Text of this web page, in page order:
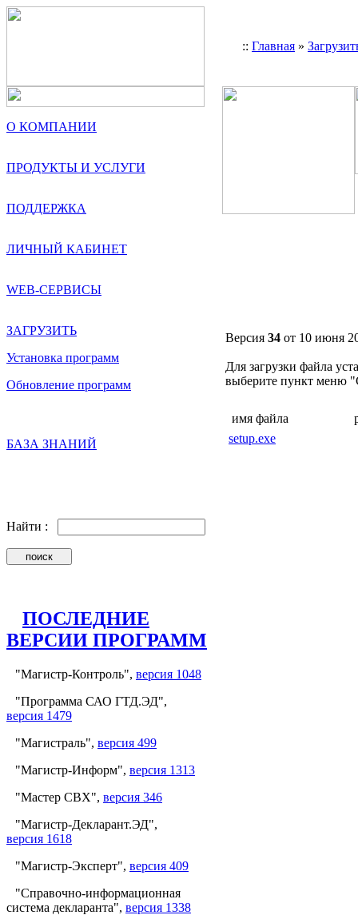
:: Главная »
О КОМПАНИИ
ПРОДУКТЫ И УСЛУГИ
ПОДДЕРЖКА
ЛИЧНЫЙ КАБИНЕТ
WEB-СЕРВИСЫ
ЗАГРУЗИТЬ
Установка программ
Обновление программ
БАЗА ЗНАНИЙ
Найти :
ПОСЛЕДНИЕ
ВЕРСИИ ПРОГРАММ
"Магистр-Контроль", версия 1048
"Программа САО ГТД.ЭД",
версия 1479
"Магистраль", версия 499
"Магистр-Информ", версия 1313
"Мастер СВХ", версия 346
"Магистр-Декларант.ЭД",
версия 1618
"Магистр-Эксперт", версия 409
"Справочно-информационная
система декларанта", версия 1338
Версия 34 от 10 июня
Для загрузки файла
выберите пункт меню
имя файла
setup.exe